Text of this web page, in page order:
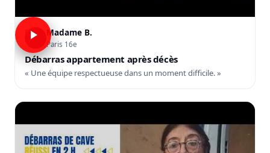
Madame B.
Paris 16e
Débarras appartement après décès
« Une équipe respectueuse dans un moment difficile. »